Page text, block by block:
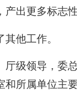
出更多标志性
他工作。
级领导，委总
和所属单位主